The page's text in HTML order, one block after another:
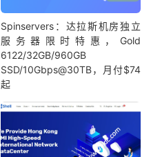
Spinservers：达拉斯机房独立
服务器限时特惠，Gold
6122/32GB/960GB
SSD/10Gbps@30TB，月付$74
起